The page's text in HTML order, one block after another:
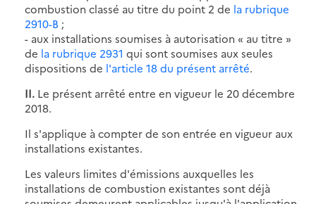
combustion classé au titre du point 2 de la rubrique
2910-B ;
- aux installations soumises à autorisation « au titre »
de la rubrique 2931 qui sont soumises aux seules
dispositions de l'article 18 du présent arrêté.
II. Le présent arrêté entre en vigueur le 20 décembre
2018.
Il s'applique à compter de son entrée en vigueur aux
installations existantes.
Les valeurs limites d'émissions auxquelles les
installations de combustion existantes sont déjà